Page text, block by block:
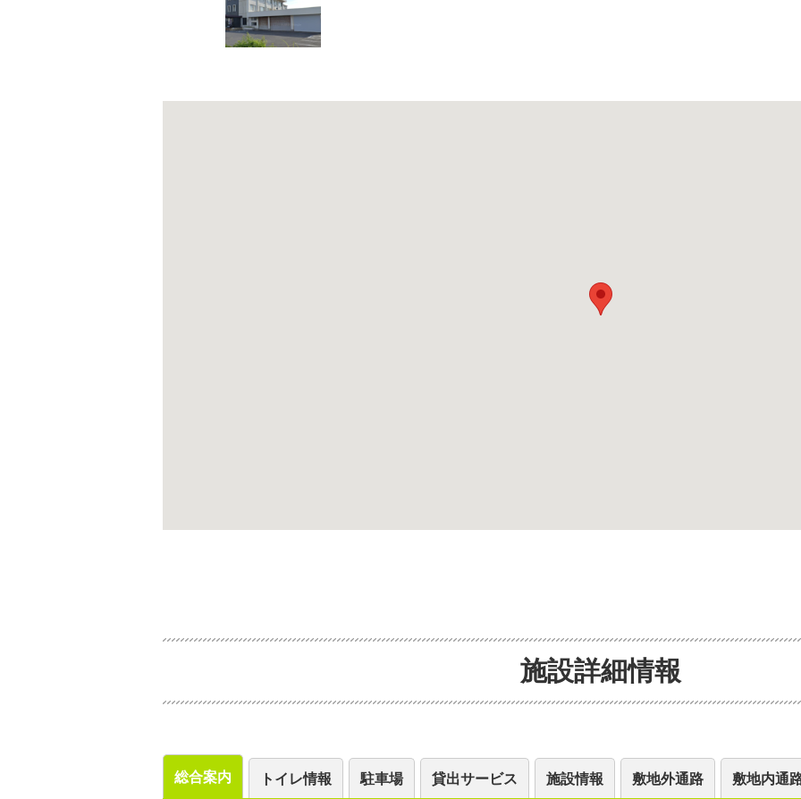
施設詳細情報
総合案内 トイレ情報 駐車場 貸出サービス 施設情報 敷地外通路 敷地内通